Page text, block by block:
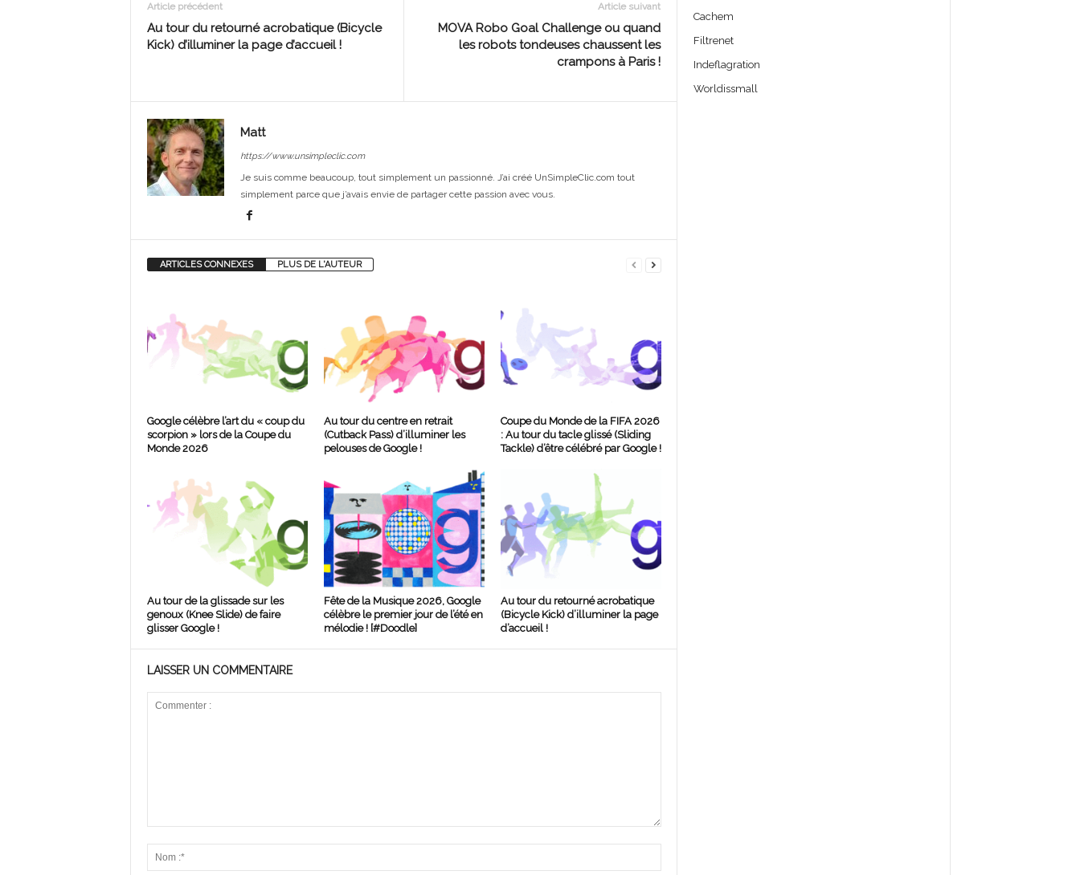
Article précédent
Au tour du retourné acrobatique (Bicycle
Kick) d’illuminer la page d’accueil !
Article suivant
MOVA Robo Goal Challenge ou quand
les robots tondeuses chaussent les
crampons à Paris !
Matt
https://www.unsimpleclic.com
Je suis comme beaucoup, tout simplement un passionné. J’ai créé UnSimpleClic.com tout
simplement parce que j’avais envie de partager cette passion avec vous.
ARTICLES CONNEXES PLUS DE L'AUTEUR
Google célèbre l’art du « coup du
scorpion » lors de la Coupe du
Monde 2026
Au tour du centre en retrait
(Cutback Pass) d’illuminer les
pelouses de Google !
Coupe du Monde de la FIFA 2026
: Au tour du tacle glissé (Sliding
Tackle) d’être célébré par Google !
Au tour de la glissade sur les
genoux (Knee Slide) de faire
glisser Google !
Fête de la Musique 2026, Google
célèbre le premier jour de l’été en
mélodie ! [#Doodle]
Au tour du retourné acrobatique
(Bicycle Kick) d’illuminer la page
d’accueil !
LAISSER UN COMMENTAIRE
Cachem
Filtrenet
Indeflagration
Worldissmall